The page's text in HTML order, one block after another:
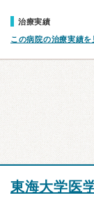
治療実績
この病院の治療実績を
東海大学医